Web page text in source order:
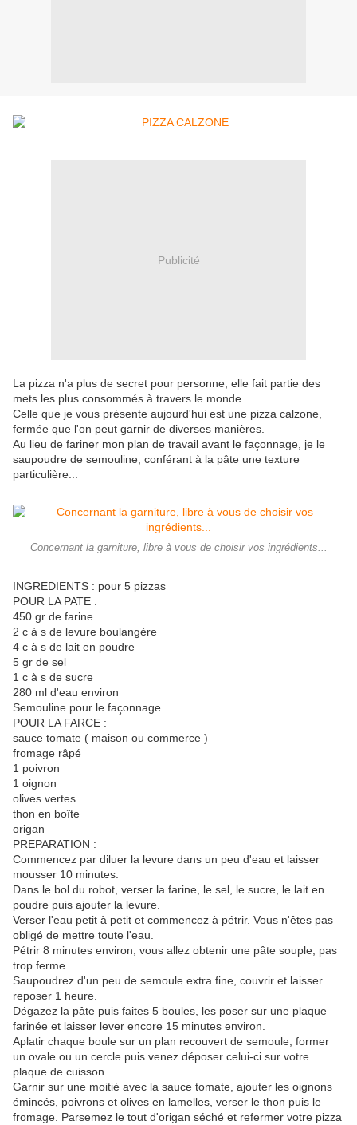
Publicité
La pizza n'a plus de secret pour personne, elle fait partie des
mets les plus consommés à travers le monde...
Celle que je vous présente aujourd'hui est une pizza calzone,
fermée que l'on peut garnir de diverses manières.
Au lieu de fariner mon plan de travail avant le façonnage, je le
saupoudre de semouline, conférant à la pâte une texture
particulière...
Concernant la garniture, libre à vous de choisir vos ingrédients...
INGREDIENTS : pour 5 pizzas
POUR LA PATE :
450 gr de farine
2 c à s de levure boulangère
4 c à s de lait en poudre
5 gr de sel
1 c à s de sucre
280 ml d'eau environ
Semouline pour le façonnage
POUR LA FARCE :
sauce tomate ( maison ou commerce )
fromage râpé
1 poivron
1 oignon
olives vertes
thon en boîte
origan
PREPARATION :
Commencez par diluer la levure dans un peu d'eau et laisser
mousser 10 minutes.
Dans le bol du robot, verser la farine, le sel, le sucre, le lait en
poudre puis ajouter la levure.
Verser l'eau petit à petit et commencez à pétrir. Vous n'êtes pas
obligé de mettre toute l'eau.
Pétrir 8 minutes environ, vous allez obtenir une pâte souple, pas
trop ferme.
Saupoudrez d'un peu de semoule extra fine, couvrir et laisser
reposer 1 heure.
Dégazez la pâte puis faites 5 boules, les poser sur une plaque
farinée et laisser lever encore 15 minutes environ.
Aplatir chaque boule sur un plan recouvert de semoule, former
un ovale ou un cercle puis venez déposer celui-ci sur votre
plaque de cuisson.
Garnir sur une moitié avec la sauce tomate, ajouter les oignons
émincés, poivrons et olives en lamelles, verser le thon puis le
fromage. Parsemez le tout d'origan séché et refermer votre pizza